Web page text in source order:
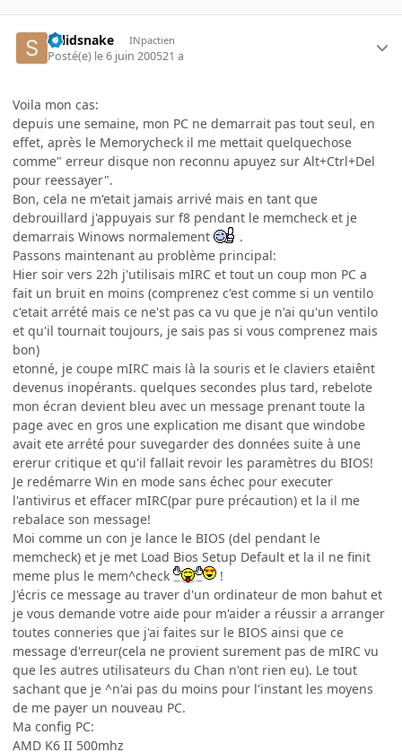
solidsnake INpactien
Posté(e) le 6 juin 200521 a
Voila mon cas:
depuis une semaine, mon PC ne demarrait pas tout seul, en
effet, après le Memorycheck il me mettait quelquechose
comme" erreur disque non reconnu apuyez sur Alt+Ctrl+Del
pour reessayer".
Bon, cela ne m'etait jamais arrivé mais en tant que
debrouillard j'appuyais sur f8 pendant le memcheck et je
demarrais Winows normalement
.
Passons maintenant au problème principal:
Hier soir vers 22h j'utilisais mIRC et tout un coup mon PC a
fait un bruit en moins (comprenez c'est comme si un ventilo
c'etait arrété mais ce ne'st pas ca vu que je n'ai qu'un ventilo
et qu'il tournait toujours, je sais pas si vous comprenez mais
bon)
etonné, je coupe mIRC mais là la souris et le claviers etaiênt
devenus inopérants. quelques secondes plus tard, rebelote
mon écran devient bleu avec un message prenant toute la
page avec en gros une explication me disant que windobe
avait ete arrété pour suvegarder des données suite à une
ererur critique et qu'il fallait revoir les paramètres du BIOS!
Je redémarre Win en mode sans échec pour executer
l'antivirus et effacer mIRC(par pure précaution) et la il me
rebalace son message!
Moi comme un con je lance le BIOS (del pendant le
memcheck) et je met Load Bios Setup Default et la il ne finit
meme plus le mem^check
!
J'écris ce message au traver d'un ordinateur de mon bahut et
je vous demande votre aide pour m'aider a réussir a arranger
toutes conneries que j'ai faites sur le BIOS ainsi que ce
message d'erreur(cela ne provient surement pas de mIRC vu
que les autres utilisateurs du Chan n'ont rien eu). Le tout
sachant que je ^n'ai pas du moins pour l'instant les moyens
de me payer un nouveau PC.
Ma config PC:
AMD K6 II 500mhz